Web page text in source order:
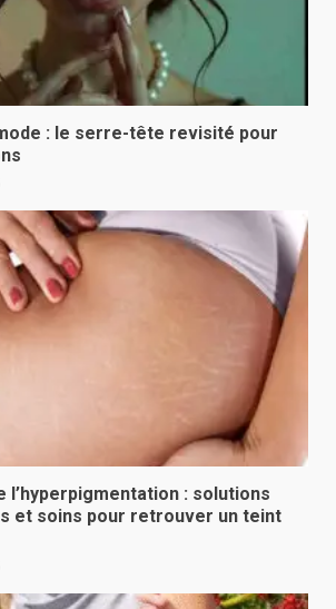
: le serre-tête revisité pour
l’hyperpigmentation : solutions
et soins pour retrouver un teint